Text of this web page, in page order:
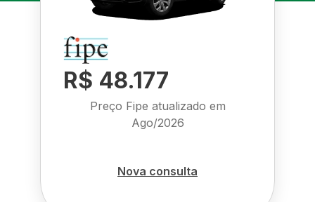
R$ 48.177
Preço Fipe atualizado em
Ago/2026
Nova consulta